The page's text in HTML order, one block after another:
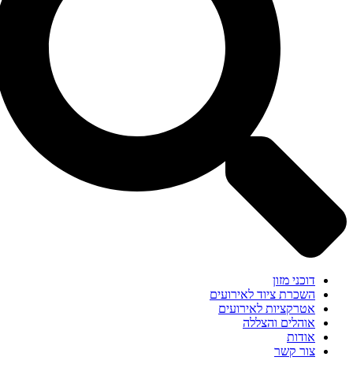
דוכני מזון
השכרת ציוד לאירועים
אטרקציות לאירועים
אוהלים והצללה
אודות
צור קשר